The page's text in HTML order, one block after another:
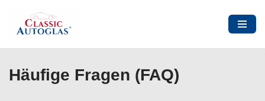
Häufige Fragen (FAQ)